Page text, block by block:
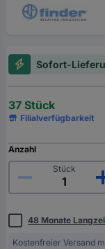
Sofort-
37 Stück
Filialverfügbarkeit
Anzahl
Stück
48 Monate
Kostenfreier Versand